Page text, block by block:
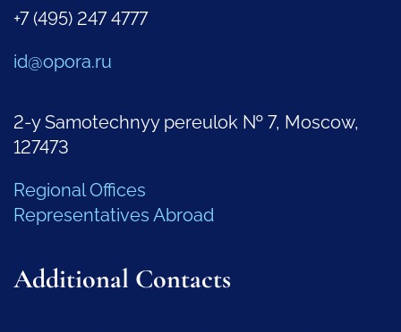
+7 (495) 247 4777
id@opora.ru
2-y Samotechnyy pereulok № 7, Moscow,
127473
Regional Offices
Representatives Abroad
Additional Contacts